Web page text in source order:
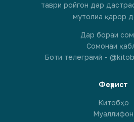
таври ройгон дар
мутолиа қарор
Дар бораи
Сомонаи
Боти телеграмӣ -
Феҳрист
Китобҳо
Муаллифон